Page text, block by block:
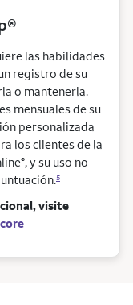
las habilidades
registro de su
o mantenerla.
mensuales de su
personalizada
los clientes de la
®, y su uso no
5
visite